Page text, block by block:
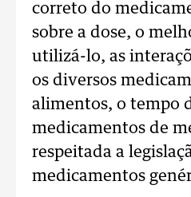
correto do
sobre a dose, o
utilizá-lo, as
os diversos
alimentos, o tempo
medicamentos de
respeitada a
medicamentos